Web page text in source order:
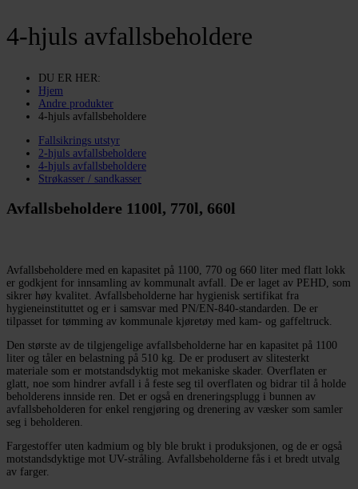
4-hjuls avfallsbeholdere
DU ER HER:
Hjem
Andre produkter
4-hjuls avfallsbeholdere
Fallsikrings utstyr
2-hjuls avfallsbeholdere
4-hjuls avfallsbeholdere
Strøkasser / sandkasser
Avfallsbeholdere 1100l, 770l, 660l
Avfallsbeholdere med en kapasitet på 1100, 770 og 660 liter med flatt lokk
er godkjent for innsamling av kommunalt avfall. De er laget av PEHD, som
sikrer høy kvalitet. Avfallsbeholderne har hygienisk sertifikat fra
hygieneinstituttet og er i samsvar med PN/EN-840-standarden. De er
tilpasset for tømming av kommunale kjøretøy med kam- og gaffeltruck.
Den største av de tilgjengelige avfallsbeholderne har en kapasitet på 1100
liter og tåler en belastning på 510 kg. De er produsert av slitesterkt
materiale som er motstandsdyktig mot mekaniske skader. Overflaten er
glatt, noe som hindrer avfall i å feste seg til overflaten og bidrar til å holde
beholderens innside ren. Det er også en dreneringsplugg i bunnen av
avfallsbeholderen for enkel rengjøring og drenering av væsker som samler
seg i beholderen.
Fargestoffer uten kadmium og bly ble brukt i produksjonen, og de er også
motstandsdyktige mot UV-stråling. Avfallsbeholderne fås i et bredt utvalg
av farger.